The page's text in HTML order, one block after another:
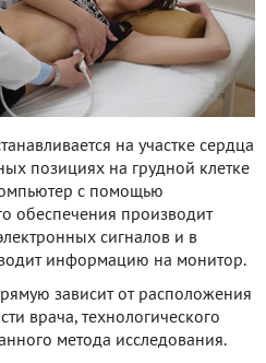
на участке сердца
позициях на грудной клетке
с помощью
обеспечения производит
сигналов и в
информацию на монитор.
зависит от расположения
врача, технологического
метода исследования.